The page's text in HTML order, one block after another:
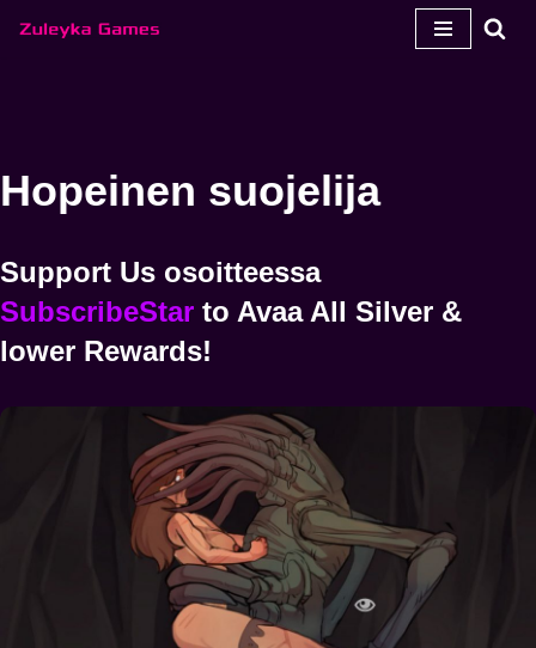
Hopeinen suojelija
Support Us osoitteessa
SubscribeStar to AvaaAll Silver &
lower Rewards!